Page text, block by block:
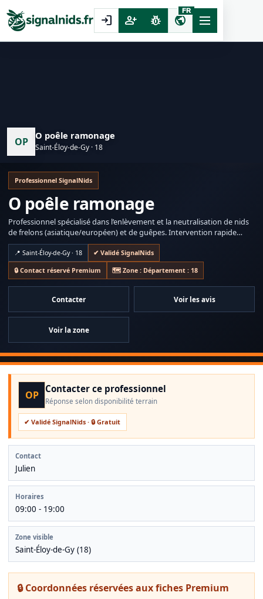
login person_add pest_control public
FR
OP
O poêle ramonage
Saint-Éloy-de-Gy · 18
Professionnel SignalNids
O poêle ramonage
Professionnel spécialisé dans l’enlèvement et la neutralisation de nids
de frelons (asiatique/européen) et de guêpes. Intervention rapide
selon disponibilité.
📍 Saint-Éloy-de-Gy · 18 ✔ Validé SignalNids
🔒 Contact réservé Premium 🗺️ Zone : Département : 18
Contacter Voir les avis
Voir la zone
OP Contacter ce professionnel
Réponse selon disponibilité terrain
✔ Validé SignalNids · 🔒 Gratuit
Contact
Julien
Horaires
09:00 - 19:00
Zone visible
Saint-Éloy-de-Gy (18)
🔒 Coordonnées réservées aux fiches Premium